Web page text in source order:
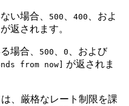
い場合、 500 400
、およ
が返されます。
場合、 500 0 、および
from now]
が返されま
、厳格なレート制限を課